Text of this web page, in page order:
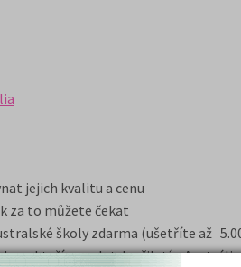
jejich kvalitu a cenu
za to můžete čekat
školy zdarma (ušetříte až
kteří na veletrh přiletí z Austrálie